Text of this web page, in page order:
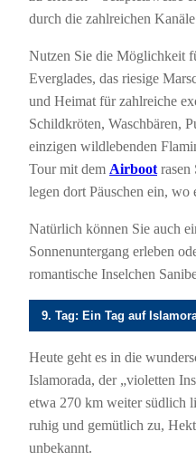
durch die zahlreichen
Nutzen Sie die Möglichkeit
Everglades, das riesige
und Heimat für zahlreiche
Schildkröten, Waschbären,
einzigen wildlebenden
Tour mit dem Airboot rasen
legen dort Päuschen ein, wo
Natürlich können Sie auch
Sonnenuntergang erleben
romantische Inselchen
9. Tag: Ein Tag auf
Heute geht es in die
Islamorada, der „violetten
etwa 270 km weiter südlich
ruhig und gemütlich zu,
unbekannt.